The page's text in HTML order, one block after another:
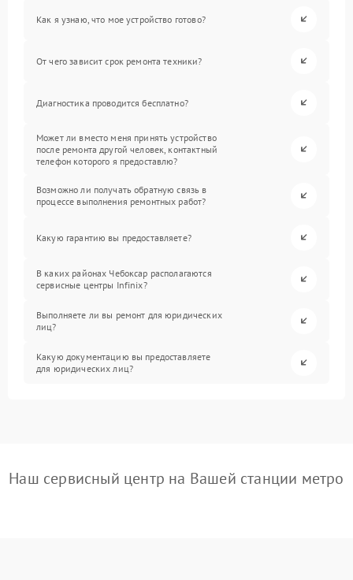
Как я узнаю, что мое устройство готово?
От чего зависит срок ремонта техники?
Диагностика проводится бесплатно?
Может ли вместо меня принять устройство
после ремонта другой человек, контактный
телефон которого я предоставлю?
Возможно ли получать обратную связь в
процессе выполнения ремонтных работ?
Какую гарантию вы предоставляете?
В каких районах Чебоксар располагаются
сервисные центры Infinix?
Выполняете ли вы ремонт для юридических
лиц?
Какую документацию вы предоставляете
для юридических лиц?
Наш сервисный центр на Вашей станции метро